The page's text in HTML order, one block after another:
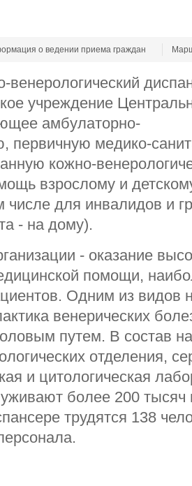
о ведении приема граждан
учреждение
амбулаторно-
первичную медико-
кожно-
взрослому и
числе для инвалидов и
- на дому).
- оказание
помощи,
Одним из видов
венерических
путем. В состав
отделения,
и цитологическая
более 200 тысяч
трудятся 138